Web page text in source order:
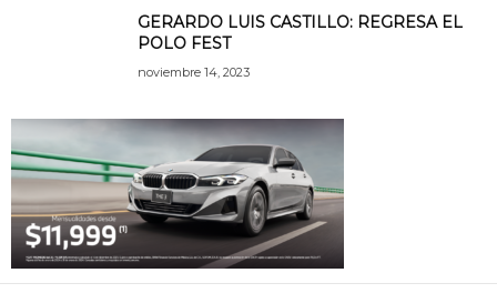
GERARDO LUIS CASTILLO: REGRESA EL
POLO FEST
noviembre 14, 2023